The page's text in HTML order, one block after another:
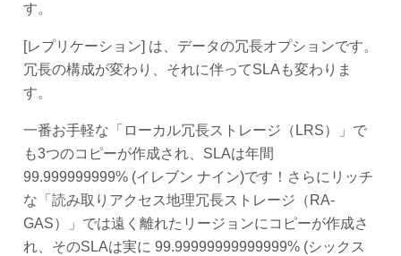
す。
[レプリケーション] は、データの冗長オプションです。
冗長の構成が変わり、それに伴ってSLAも変わりま
す。
一番お手軽な「ローカル冗長ストレージ（LRS）」で
も3つのコピーが作成され、SLAは年間
99.999999999% (イレブン ナイン)です！さらにリッチ
な「読み取りアクセス地理冗長ストレージ（RA-
GAS）」では遠く離れたリージョンにコピーが作成さ
れ、そのSLAは実に 99.99999999999999% (シックス